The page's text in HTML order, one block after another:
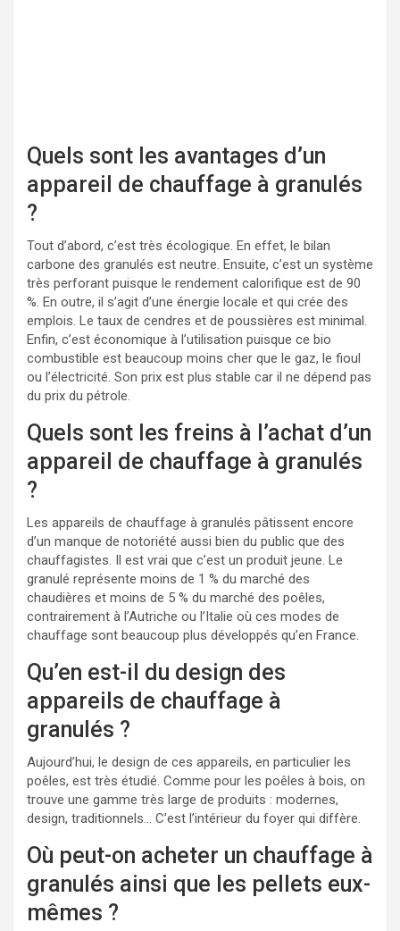
Quels sont les avantages d’un
appareil de chauffage à granulés
?
Tout d’abord, c’est très écologique. En effet, le bilan
carbone des granulés est neutre. Ensuite, c’est un système
très perforant puisque le rendement calorifique est de 90
%. En outre, il s’agit d’une énergie locale et qui crée des
emplois. Le taux de cendres et de poussières est minimal.
Enfin, c’est économique à l’utilisation puisque ce bio
combustible est beaucoup moins cher que le gaz, le fioul
ou l’électricité. Son prix est plus stable car il ne dépend pas
du prix du pétrole.
Quels sont les freins à l’achat d’un
appareil de chauffage à granulés
?
Les appareils de chauffage à granulés pâtissent encore
d’un manque de notoriété aussi bien du public que des
chauffagistes. Il est vrai que c’est un produit jeune. Le
granulé représente moins de 1 % du marché des
chaudières et moins de 5 % du marché des poêles,
contrairement à l’Autriche ou l’Italie où ces modes de
chauffage sont beaucoup plus développés qu’en France.
Qu’en est-il du design des
appareils de chauffage à
granulés ?
Aujourd’hui, le design de ces appareils, en particulier les
poêles, est très étudié. Comme pour les poêles à bois, on
trouve une gamme très large de produits : modernes,
design, traditionnels… C’est l’intérieur du foyer qui diffère.
Où peut-on acheter un chauffage à
granulés ainsi que les pellets eux-
mêmes ?